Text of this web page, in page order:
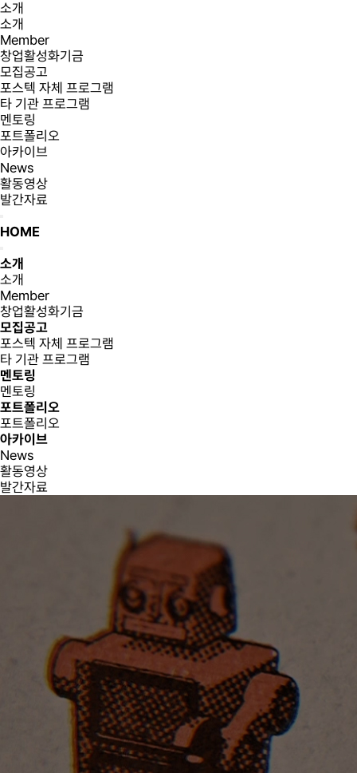
소개
소개
Member
창업활성화기금
모집공고
포스텍 자체 프로그램
타 기관 프로그램
멘토링
포트폴리오
아카이브
News
활동영상
발간자료
HOME
소개
소개
Member
창업활성화기금
모집공고
포스텍 자체 프로그램
타 기관 프로그램
멘토링
멘토링
포트폴리오
포트폴리오
아카이브
News
활동영상
발간자료